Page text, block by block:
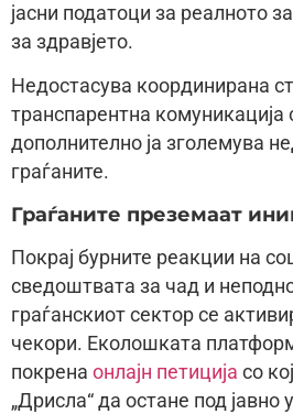
јасни податоци за реалното
за здравјето.
Недостасува координирана
транспарентна комуникација
дополнително ја зголемува
граѓаните.
Граѓаните преземаат
Покрај бурните реакции на
сведоштвата за чад и
граѓанскиот сектор се
чекори. Еколошката
покрена онлајн петиција со
„Дрисла“ да остане под